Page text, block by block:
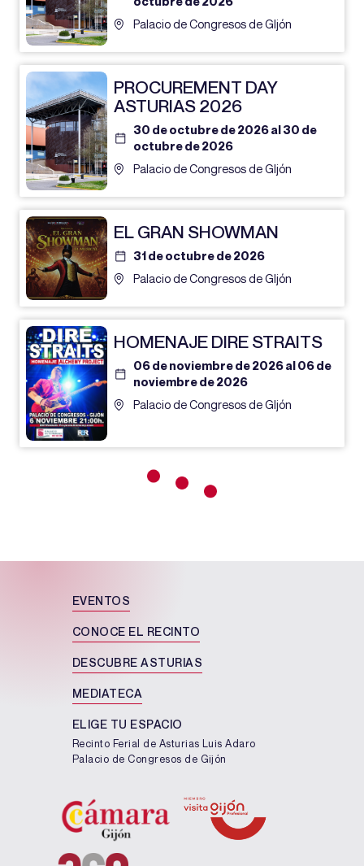
Palacio de Congresos de GIjón
PROCUREMENT DAY
ASTURIAS 2026
30 de octubre de 2026 al 30 de
octubre de 2026
Palacio de Congresos de GIjón
EL GRAN SHOWMAN
31 de octubre de 2026
Palacio de Congresos de GIjón
HOMENAJE DIRE STRAITS
06 de noviembre de 2026 al 06 de
noviembre de 2026
Palacio de Congresos de GIjón
EVENTOS
CONOCE EL RECINTO
DESCUBRE ASTURIAS
MEDIATECA
ELIGE TU ESPACIO
Recinto Ferial de Asturias Luis Adaro
Palacio de Congresos de Gijón